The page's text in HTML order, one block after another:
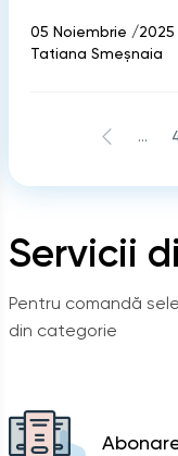
Servicii
Pentru comandă
din categorie
05 Noiembrie /2025
Tatiana Smeșnaia
...